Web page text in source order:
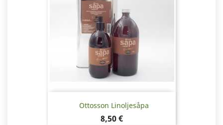
Ottosson Linoljesåpa
Pris
8,50 €